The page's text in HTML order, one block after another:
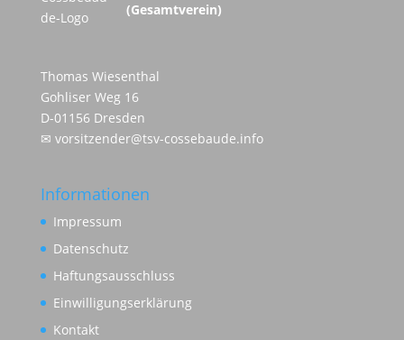
(Gesamtverein)
Thomas Wiesenthal
Gohliser Weg 16
D-01156 Dresden
✉ vorsitzender@tsv-cossebaude.info
Informationen
Impressum
Datenschutz
Haftungsausschluss
Einwilligungserklärung
Kontakt